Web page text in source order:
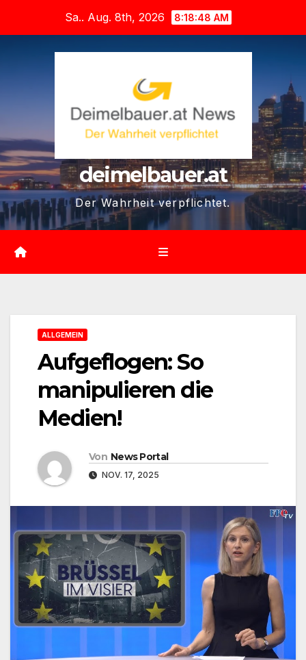
Sa.. Aug. 8th, 2026 8:18:49 AM
deimelbauer.at
Der Wahrheit verpflichtet.
ALLGEMEIN
Aufgeflogen: So
manipulieren die
Medien!
Von News Portal
NOV. 17, 2025